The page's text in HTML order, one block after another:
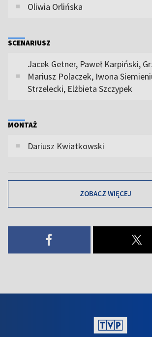
Oliwia Orlińska
SCENARIUSZ
Jacek Getner, Paweł Karpiński,
Mariusz Polaczek, Iwona
Strzelecki, Elżbieta Szczypek
MONTAŻ
Dariusz Kwiatkowski
ZOBACZ WIĘCEJ